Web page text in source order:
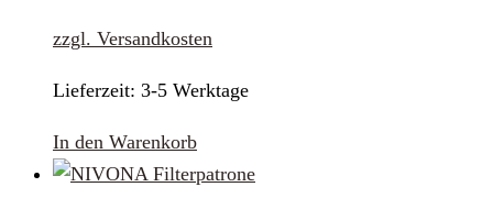
zzgl. Versandkosten
Lieferzeit: 3-5 Werktage
In den Warenkorb